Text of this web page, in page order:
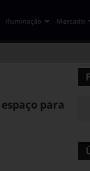
Iluminação Mercado
para